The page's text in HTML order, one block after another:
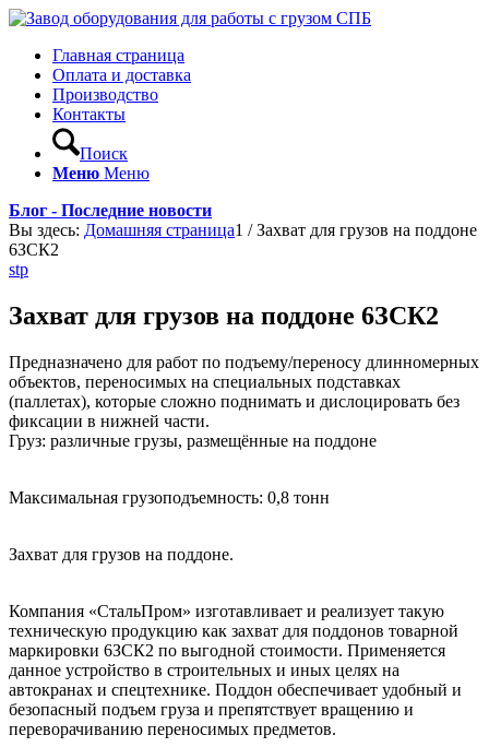
Главная страница
Оплата и доставка
Производство
Контакты
Поиск
Меню Меню
Блог - Последние новости
Вы здесь: Домашняя страница1 / Захват для грузов на поддоне
6ЗСК2
stp
Захват для грузов на поддоне 6ЗСК2
Предназначено для работ по подъему/переносу длинномерных
объектов, переносимых на специальных подставках
(паллетах), которые сложно поднимать и дислоцировать без
фиксации в нижней части.
Груз: различные грузы, размещённые на поддоне
Максимальная грузоподъемность: 0,8 тонн
Захват для грузов на поддоне.
Компания «СтальПром» изготавливает и реализует такую
техническую продукцию как захват для поддонов товарной
маркировки 6ЗСК2 по выгодной стоимости. Применяется
данное устройство в строительных и иных целях на
автокранах и спецтехнике. Поддон обеспечивает удобный и
безопасный подъем груза и препятствует вращению и
переворачиванию переносимых предметов.